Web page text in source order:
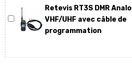
Retevis RT3S DMR
VHF/UHF avec câble de
programmation